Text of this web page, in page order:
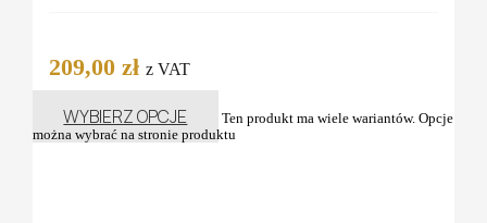
209,00 zł z VAT
WYBIERZ OPCJE
Ten produkt ma wiele wariantów. Opcje
można wybrać na stronie produktu